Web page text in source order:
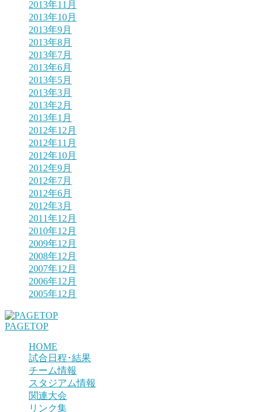
2013年11月
2013年10月
2013年9月
2013年8月
2013年7月
2013年6月
2013年5月
2013年3月
2013年2月
2013年1月
2012年12月
2012年11月
2012年10月
2012年9月
2012年7月
2012年6月
2012年3月
2011年12月
2010年12月
2009年12月
2008年12月
2007年12月
2006年12月
2005年12月
PAGETOP
HOME
試合日程･結果
チーム情報
スタジアム情報
関連大会
リンク集